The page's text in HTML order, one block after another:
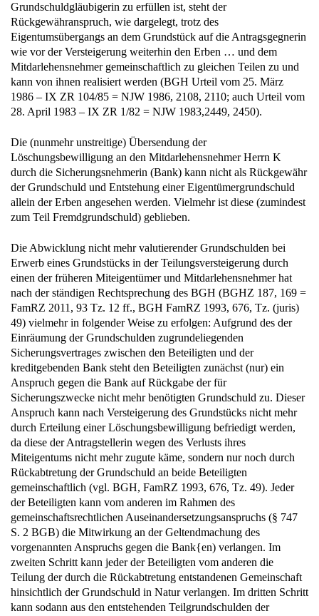
Rückgewähranspruch, wie dargelegt, trotz des
Eigentumsübergangs an dem Grundstück auf die Antragsgegnerin
wie vor der Versteigerung weiterhin den Erben … und dem
Mitdarlehensnehmer gemeinschaftlich zu gleichen Teilen zu und
kann von ihnen realisiert werden (BGH Urteil vom 25. März
1986 – IX ZR 104/85 = NJW 1986, 2108, 2110; auch Urteil vom
28. April 1983 – IX ZR 1/82 = NJW 1983,2449, 2450).
Löschungsbewilligung an den Mitdarlehensnehmer Herrn K
durch die Sicherungsnehmerin (Bank) kann nicht als Rückgewähr
der Grundschuld und Entstehung einer Eigentümergrundschuld
allein der Erben angesehen werden. Vielmehr ist diese (zumindest
zum Teil Fremdgrundschuld) geblieben.
Erwerb eines Grundstücks in der Teilungsversteigerung durch
einen der früheren Miteigentümer und Mitdarlehensnehmer hat
nach der ständigen Rechtsprechung des BGH (BGHZ 187, 169 =
FamRZ 2011, 93 Tz. 12 ff., BGH FamRZ 1993, 676, Tz. (juris)
49) vielmehr in folgender Weise zu erfolgen: Aufgrund des der
Einräumung der Grundschulden zugrundeliegenden
Sicherungsvertrages zwischen den Beteiligten und der
kreditgebenden Bank steht den Beteiligten zunächst (nur) ein
Anspruch gegen die Bank auf Rückgabe der für
Sicherungszwecke nicht mehr benötigten Grundschuld zu. Dieser
Anspruch kann nach Versteigerung des Grundstücks nicht mehr
durch Erteilung einer Löschungsbewilligung befriedigt werden,
da diese der Antragstellerin wegen des Verlusts ihres
Miteigentums nicht mehr zugute käme, sondern nur noch durch
Rückabtretung der Grundschuld an beide Beteiligten
gemeinschaftlich (vgl. BGH, FamRZ 1993, 676, Tz. 49). Jeder
der Beteiligten kann vom anderen im Rahmen des
gemeinschaftsrechtlichen Auseinandersetzungsanspruchs (§ 747
S. 2 BGB) die Mitwirkung an der Geltendmachung des
vorgenannten Anspruchs gegen die Bank{en) verlangen. Im
zweiten Schritt kann jeder der Beteiligten vom anderen die
Teilung der durch die Rückabtretung entstandenen Gemeinschaft
hinsichtlich der Grundschuld in Natur verlangen. Im dritten Schritt
kann sodann aus den entstehenden Teilgrundschulden der
Grundstückseigentümer auf Duldung der Zwangsvollstreckung in